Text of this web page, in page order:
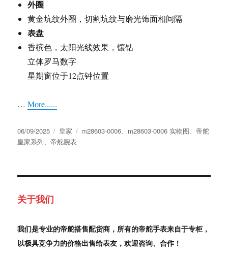
外圈
黄金坑纹外圈，切割坑纹与磨光饰面相间隔
表盘
香槟色，太阳光线效果，镶钻
立体罗马数字
星期窗位于12点钟位置
…More......
发
布
06/09/2025
分
类
皇家
标
m28603-0006、 m28603-0006 实物图、帝舵
皇家系列、帝舵腕表
关于我们
我们是专业的帝舵搭售配货商，所有的帝舵手表来自于专柜，
以极具竞争力的价格出售给表友，欢迎咨询、合作！